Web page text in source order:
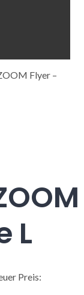
Flyer –
L
Preis: